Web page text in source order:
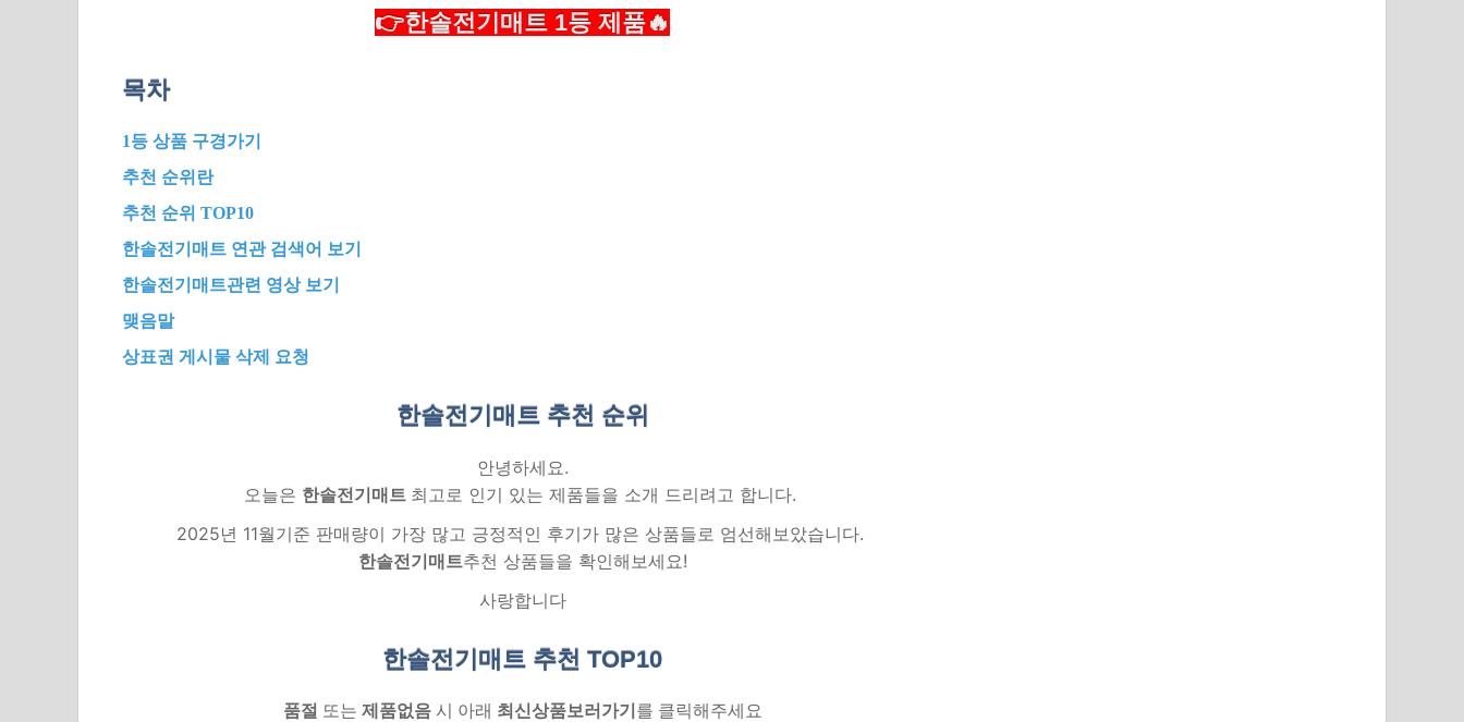
👉한솔전기매트 1등 제품🔥
목차
1등 상품 구경가기
추천 순위란
추천 순위 TOP10
한솔전기매트 연관 검색어 보기
한솔전기매트관련 영상 보기
맺음말
상표권 게시물 삭제 요청
한솔전기매트 추천 순위
안녕하세요.
오늘은 한솔전기매트 최고로 인기 있는 제품들을 소개 드리려고 합니다.
2025년 11월기준 판매량이 가장 많고 긍정적인 후기가 많은 상품들로 엄선해보았습니다.
한솔전기매트추천 상품들을 확인해보세요!
사랑합니다
한솔전기매트 추천 TOP10
품절 또는 제품없음시 아래 최신상품보러가기 를 클릭해주세요